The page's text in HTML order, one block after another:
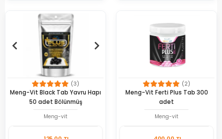
(3)
Meng-Vit Black Tab Yavru Hapı
50 adet Bölünmüş
Meng-vit
(2)
Meng-Vit Ferti Plus Tab 300
adet
Meng-vit